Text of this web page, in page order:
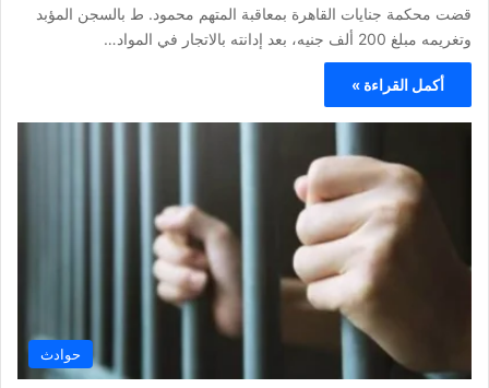
قضت محكمة جنايات القاهرة بمعاقبة المتهم محمود. ط بالسجن المؤبد
وتغريمه مبلغ 200 ألف جنيه، بعد إدانته بالاتجار في المواد…
أكمل القراءة »
حوادث